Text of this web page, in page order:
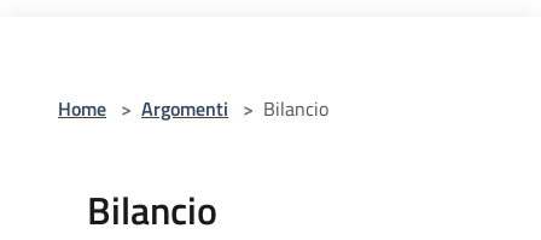
Home > Argomenti > Bilancio
Bilancio